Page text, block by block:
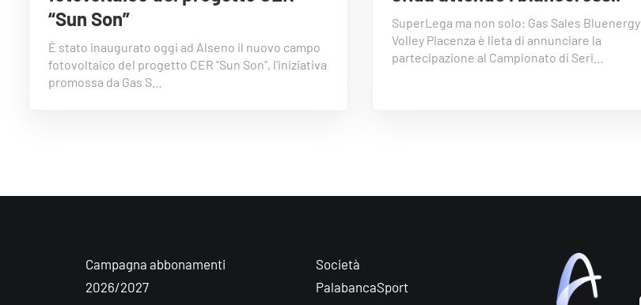
“Sun Son”
È stato inaugurato oggi ad Alseno il nuovo campo
fotovoltaico del progetto CER "Sun Son", l'iniziativa
promossa da Gas S…
SuperLega ma non solo: Gas Sales Bluenergy
Volley Piacenza è lieta di annunciare la
partecipazione al Campionato di Seri…
Campagna abbonamenti
2026/2027
Società
PalabancaSport